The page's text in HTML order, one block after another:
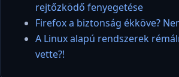
rejtőzködő fenyegetése
Firefox a biztonság ékköve?
A Linux alapú rendszerek
vette?!